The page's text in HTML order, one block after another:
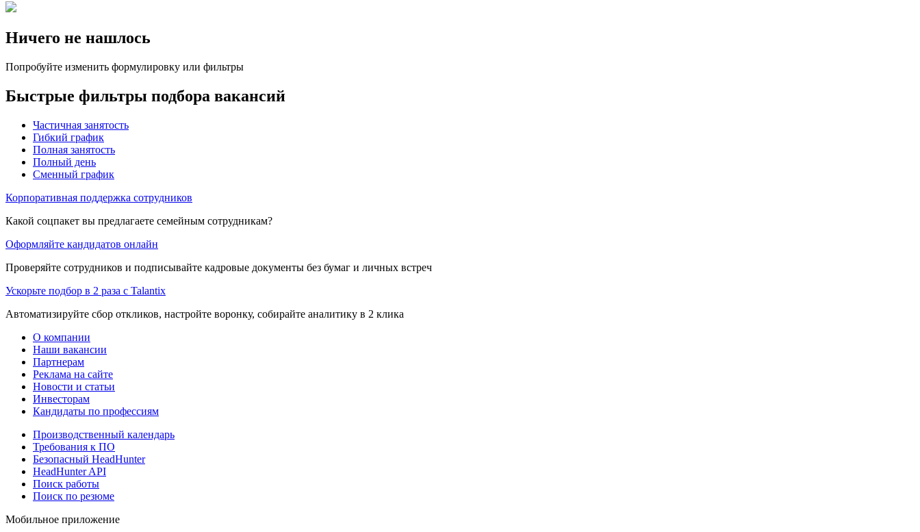
Ничего не нашлось
Попробуйте изменить формулировку или фильтры
Быстрые фильтры подбора вакансий
Частичная занятость
Гибкий график
Полная занятость
Полный день
Сменный график
Корпоративная поддержка сотрудников
Какой соцпакет вы предлагаете семейным сотрудникам?
Оформляйте кандидатов онлайн
Проверяйте сотрудников и подписывайте кадровые документы без бумаг и личных встреч
Ускорьте подбор в 2 раза с Talantix
Автоматизируйте сбор откликов, настройте воронку, собирайте аналитику в 2 клика
О компании
Наши вакансии
Партнерам
Реклама на сайте
Новости и статьи
Инвесторам
Кандидаты по профессиям
Производственный календарь
Требования к ПО
Безопасный HeadHunter
HeadHunter API
Поиск работы
Поиск по резюме
Мобильное приложение